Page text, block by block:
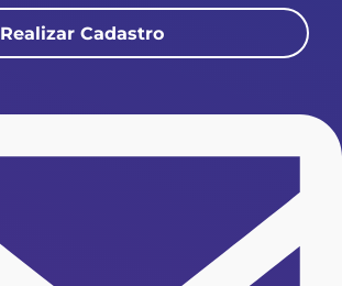
Realizar Cadastro